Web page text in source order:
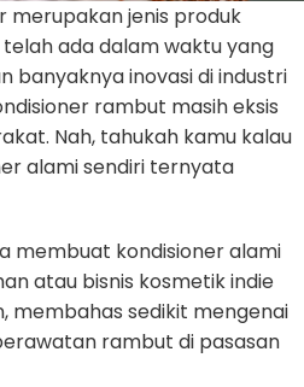
merupakan jenis produk
ada dalam waktu yang
banyaknya inovasi di industri
rambut masih eksis
Nah, tahukah kamu kalau
alami sendiri ternyata
membuat kondisioner alami
atau bisnis kosmetik indie
membahas sedikit mengenai
rambut di pasasan